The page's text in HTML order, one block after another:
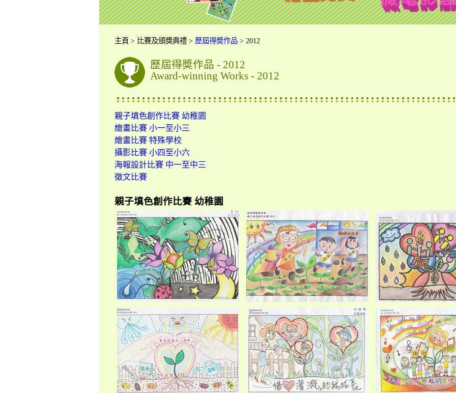
主頁 > 比賽及頒獎典禮 > 歷屆得奬作品 > 2012
歷屆得奬作品 - 2012
Award-winning Works - 2012
親子填色創作比賽 幼稚園
繪畫比賽 小一至小三
繪畫比賽 特殊學校
攝影比賽 小四至小六
海報設計比賽 中一至中三
徵文比賽
親子填色創作比賽 幼稚園